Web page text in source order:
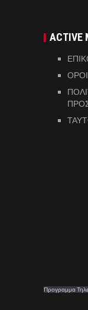
ACTIVE
Προγραμμα